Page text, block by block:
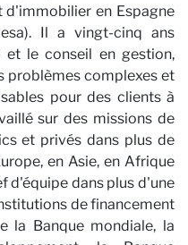
en Espagne
Il a vingt-cinq ans
et le conseil en gestion,
problèmes complexes et
pour des clients à
sur des missions de
et privés dans plus de
en Asie, en Afrique
d'équipe dans plus d'une
de financement
la Banque mondiale, la